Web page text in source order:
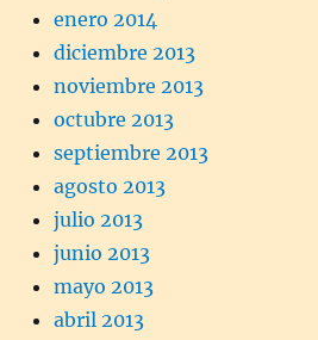
enero 2014
diciembre 2013
noviembre 2013
octubre 2013
septiembre 2013
agosto 2013
julio 2013
junio 2013
mayo 2013
abril 2013